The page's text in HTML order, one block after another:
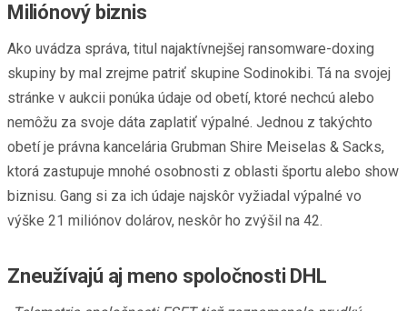
Miliónový biznis
Ako uvádza správa, titul najaktívnejšej ransomware-doxing
skupiny by mal zrejme patriť skupine Sodinokibi. Tá na svojej
stránke v aukcii ponúka údaje od obetí, ktoré nechcú alebo
nemôžu za svoje dáta zaplatiť výpalné. Jednou z takýchto
obetí je právna kancelária Grubman Shire Meiselas & Sacks,
ktorá zastupuje mnohé osobnosti z oblasti športu alebo show
biznisu. Gang si za ich údaje najskôr vyžiadal výpalné vo
výške 21 miliónov dolárov, neskôr ho zvýšil na 42.
Zneužívajú aj meno spoločnosti DHL